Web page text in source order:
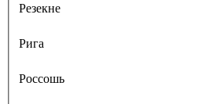
Резекне
Рига
Россошь